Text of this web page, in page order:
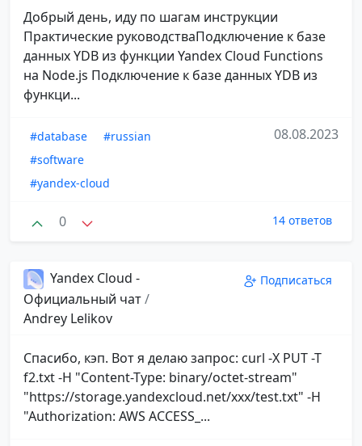
Добрый день, иду по шагам инструкции
Практические руководстваПодключение к базе
данных YDB из функции Yandex Cloud Functions
на Node.js Подключение к базе данных YDB из
функци...
#database
#russian
#software
#yandex-cloud
08.08.2023
0 14 ответов
Yandex Cloud -
Официальный чат/
Andrey Lelikov
Подписаться
Спасибо, кэп. Вот я делаю запрос: curl -X PUT -T
f2.txt -H "Content-Type: binary/octet-stream"
"https://storage.yandexcloud.net/xxx/test.txt" -H
"Authorization: AWS ACCESS_...